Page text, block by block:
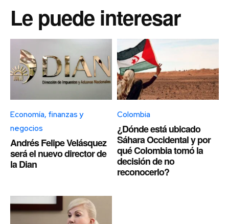
Le puede interesar
Economía, finanzas y
negocios
Andrés Felipe Velásquez
será el nuevo director de
la Dian
Colombia
¿Dónde está ubicado
Sáhara Occidental y por
qué Colombia tomó la
decisión de no
reconocerlo?